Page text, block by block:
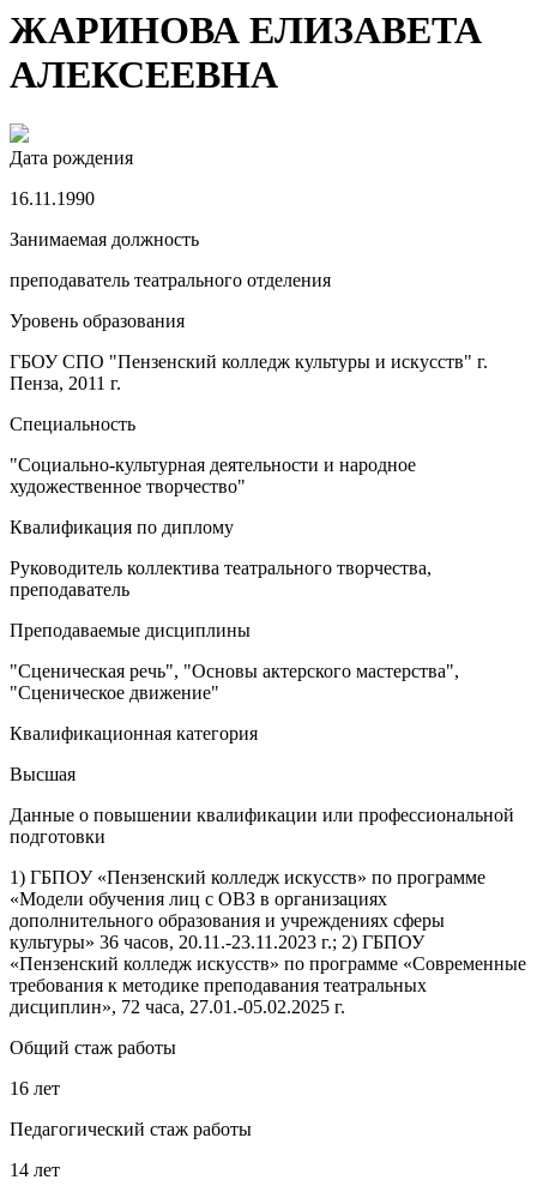
ЖАРИНОВА ЕЛИЗАВЕТА
АЛЕКСЕЕВНА
Дата рождения
16.11.1990
Занимаемая должность
преподаватель театрального отделения
Уровень образования
ГБОУ СПО "Пензенский колледж культуры и искусств" г.
Пенза, 2011 г.
Специальность
"Социально-культурная деятельности и народное
художественное творчество"
Квалификация по диплому
Руководитель коллектива театрального творчества,
преподаватель
Преподаваемые дисциплины
"Сценическая речь", "Основы актерского мастерства",
"Сценическое движение"
Квалификационная категория
Высшая
Данные о повышении квалификации или профессиональной
подготовки
1) ГБПОУ «Пензенский колледж искусств» по программе
«Модели обучения лиц с ОВЗ в организациях
дополнительного образования и учреждениях сферы
культуры» 36 часов, 20.11.-23.11.2023 г.; 2) ГБПОУ
«Пензенский колледж искусств» по программе «Современные
требования к методике преподавания театральных
дисциплин», 72 часа, 27.01.-05.02.2025 г.
Общий стаж работы
16 лет
Педагогический стаж работы
14 лет